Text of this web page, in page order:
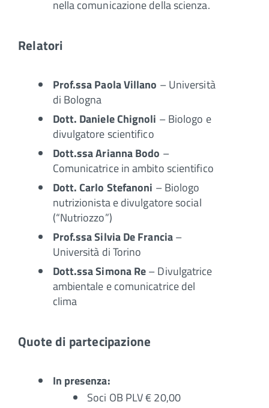
nella comunicazione della scienza.
Relatori
Prof.ssa Paola Villano – Università
di Bologna
Dott. Daniele Chignoli – Biologo e
divulgatore scientifico
Dott.ssa Arianna Bodo –
Comunicatrice in ambito scientifico
Dott. Carlo Stefanoni – Biologo
nutrizionista e divulgatore social
(“Nutriozzo”)
Prof.ssa Silvia De Francia–
Università di Torino
Dott.ssa Simona Re– Divulgatrice
ambientale e comunicatrice del
clima
Quote di partecipazione
In presenza:
Soci OB PLV € 20,00